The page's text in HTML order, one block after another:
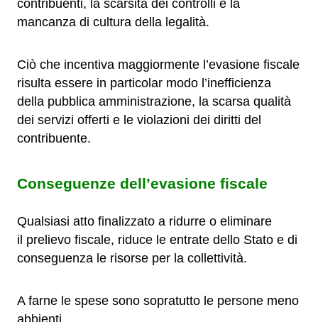
contribuenti, la scarsità dei controlli e la
mancanza di cultura della legalità.
Ciò che incentiva maggiormente l’evasione fiscale
risulta essere in particolar modo l’inefficienza
della pubblica amministrazione, la scarsa qualità
dei servizi offerti e le violazioni dei diritti del
contribuente.
Conseguenze dell’evasione fiscale
Qualsiasi atto finalizzato a ridurre o eliminare
il prelievo fiscale, riduce le entrate dello Stato e di
conseguenza le risorse per la collettività.
A farne le spese sono sopratutto le persone meno
abbienti.